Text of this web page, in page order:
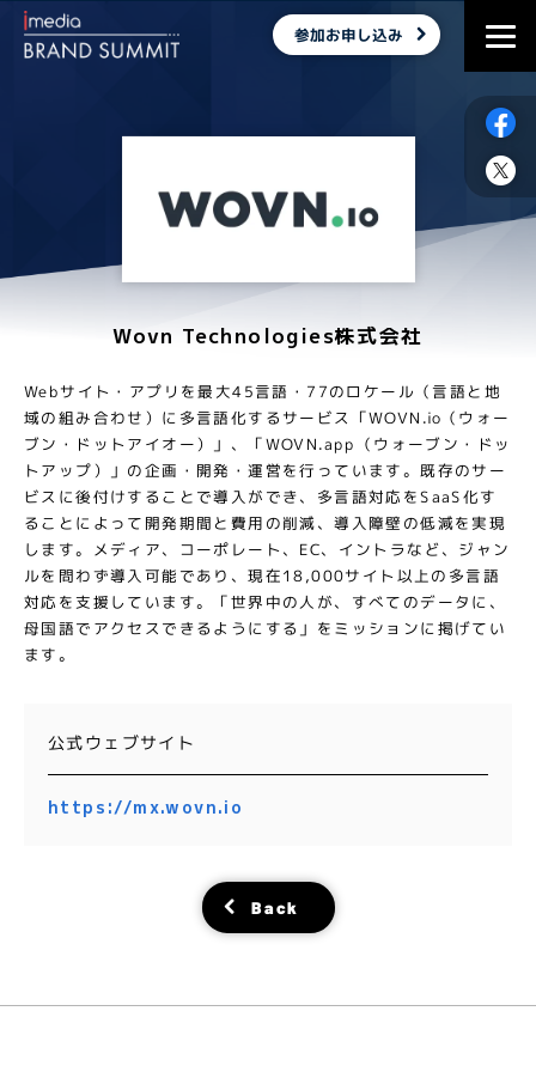
参加お申し込み
Wovn Technologies株式会社
Webサイト・アプリを最大45言語・77のロケール（言語と地
域の組み合わせ）に多言語化するサービス「WOVN.io（ウォー
ブン・ドットアイオー）」、「WOVN.app（ウォーブン・ドッ
トアップ）」の企画・開発・運営を行っています。既存のサー
ビスに後付けすることで導入ができ、多言語対応をSaaS化す
ることによって開発期間と費用の削減、導入障壁の低減を実現
します。メディア、コーポレート、EC、イントラなど、ジャン
ルを問わず導入可能であり、現在18,000サイト以上の多言語
対応を支援しています。「世界中の人が、すべてのデータに、
母国語でアクセスできるようにする」をミッションに掲げてい
ます。
公式ウェブサイト
https://mx.wovn.io
Back